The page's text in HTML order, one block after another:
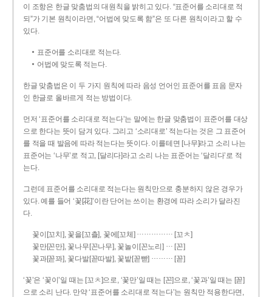
이 조항은 한글 맞춤법의 대원칙을 밝히고 있다. “표준어를 소리대로 적
되”가 기본 원칙이라면, “어법에 맞도록 함”은 또 다른 원칙이라고 할 수
있다.
표준어를 소리대로 적는다.
어법에 맞도록 적는다.
한글 맞춤법은 이 두 가지 원칙에 따라 음성 언어인 표준어를 표음 문자
인 한글로 올바르게 적는 방법이다.
먼저 ‘표준어를 소리대로 적는다’는 말에는 한글 맞춤법이 표준어를 대상
으로 한다는 뜻이 담겨 있다. 그리고 ‘소리대로’ 적는다는 것은 그 표준어
를 적을 때 발음에 따라 적는다는 뜻이다. 이를테면 [나무]라고 소리 나는
표준어는 ‘나무’로 적고, [달리다]라고 소리 나는 표준어는 ‘달리다’로 적
는다.
그런데 표준어를 소리대로 적는다는 원칙만으로 충분하지 않은 경우가
있다. 예를 들어 ‘꽃[花]’이란 단어는 쓰이는 환경에 따라 소리가 달라진
다.
꽃이[꼬치], 꽃을[꼬츨], 꽃에[꼬체] …………… [꼬ㅊ]
꽃만[꼰만], 꽃나무[꼰나무], 꽃놀이[꼰노리] … [꼰]
꽃과[꼳꽈], 꽃다발[꼳따발], 꽃밭[꼳빧] ……… [꼳]
‘꽃’은 ‘꽃이’일 때는 [꼬ㅊ]으로, ‘꽃만’일 때는 [꼰]으로, ‘꽃과’일 때는 [꼳]
으로 소리 난다. 만약 ‘표준어를 소리대로 적는다’는 원칙만 적용한다면,